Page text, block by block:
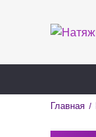
Главная /